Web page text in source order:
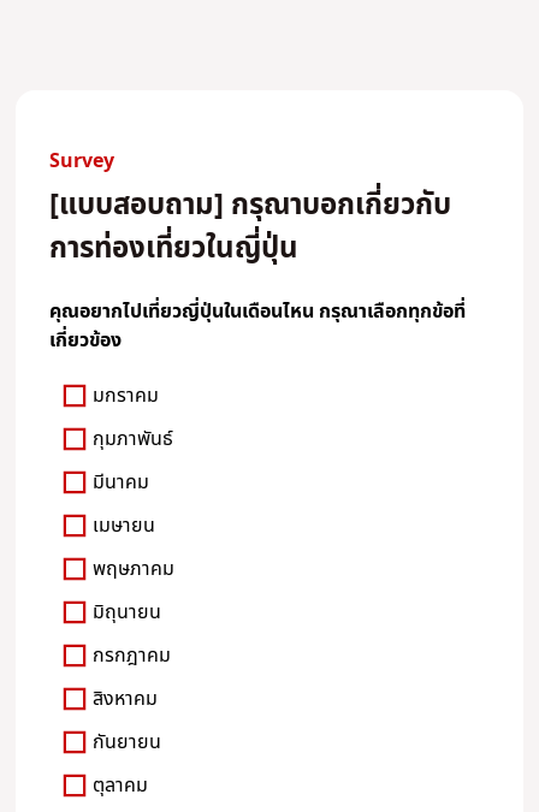
Survey
[แบบสอบถาม] กรุณาบอกเกี่ยวกับ
การท่องเที่ยวในญี่ปุ่น
คุณอยากไปเที่ยวญี่ปุ่นในเดือนไหน กรุณาเลือกทุกข้อที่
เกี่ยวข้อง
มกราคม
กุมภาพันธ์
มีนาคม
เมษายน
พฤษภาคม
มิถุนายน
กรกฎาคม
สิงหาคม
กันยายน
ตุลาคม